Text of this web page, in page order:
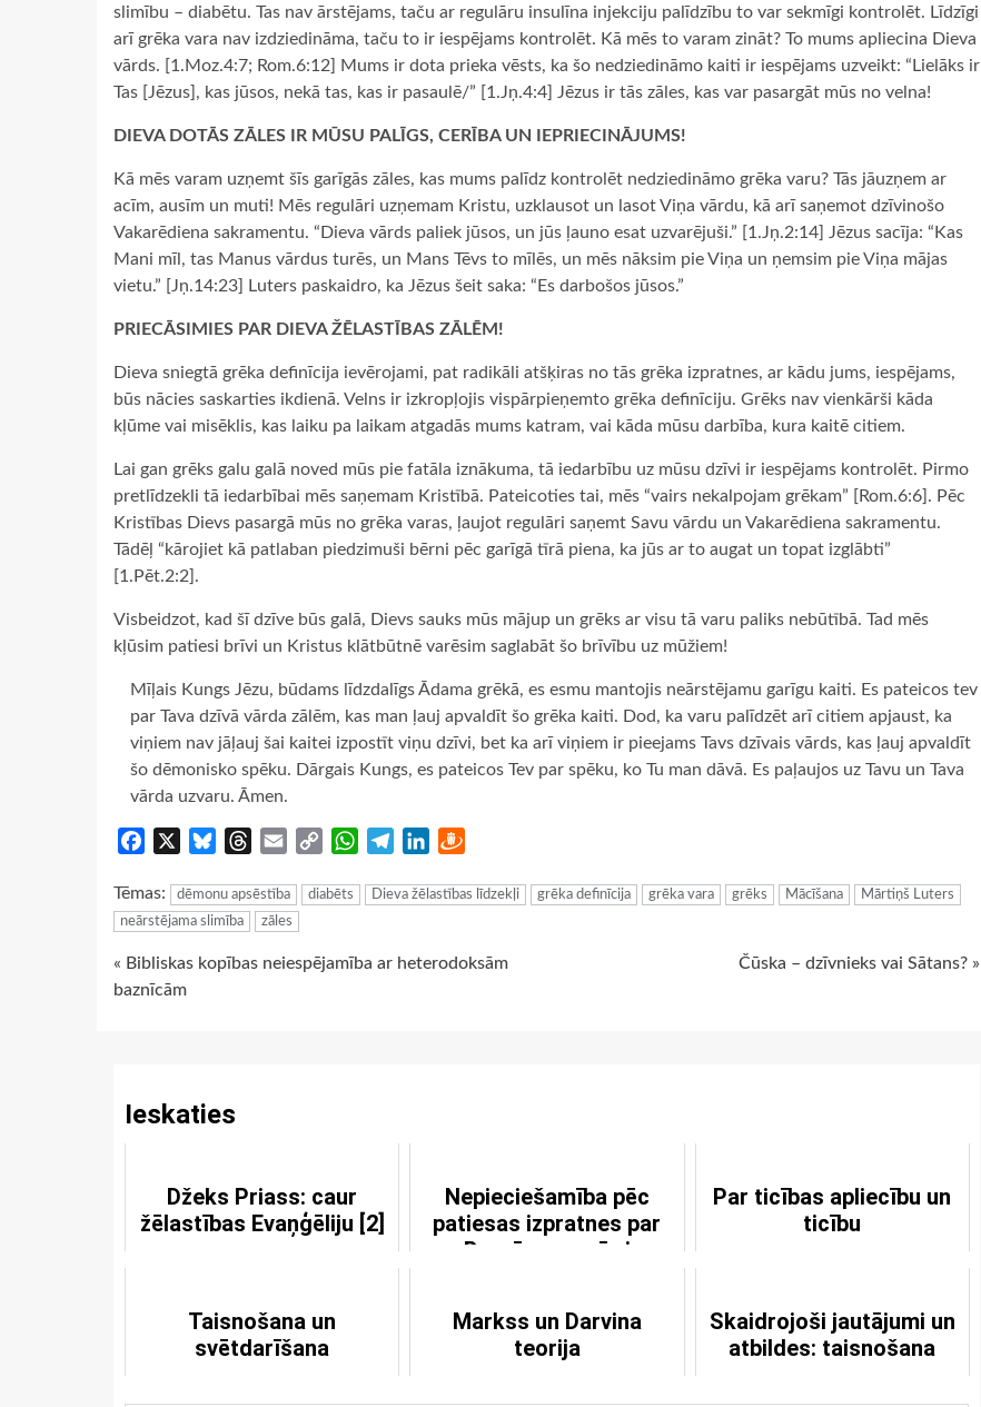
slimību – diabētu. Tas nav ārstējams, taču ar regulāru insulīna injekciju palīdzību to var sekmīgi kontrolēt. Līdzīgi
arī grēka vara nav izdziedināma, taču to ir iespējams kontrolēt. Kā mēs to varam zināt? To mums apliecina Dieva
vārds. [1.Moz.4:7; Rom.6:12] Mums ir dota prieka vēsts, ka šo nedziedināmo kaiti ir iespējams uzveikt: “Lielāks ir
Tas [Jēzus], kas jūsos, nekā tas, kas ir pasaulē/” [1.Jņ.4:4] Jēzus ir tās zāles, kas var pasargāt mūs no velna!
DIEVA DOTĀS ZĀLES IR MŪSU PALĪGS, CERĪBA UN IEPRIECINĀJUMS!
Kā mēs varam uzņemt šīs garīgās zāles, kas mums palīdz kontrolēt nedziedināmo grēka varu? Tās jāuzņem ar
acīm, ausīm un muti! Mēs regulāri uzņemam Kristu, uzklausot un lasot Viņa vārdu, kā arī saņemot dzīvinošo
Vakarēdiena sakramentu. “Dieva vārds paliek jūsos, un jūs ļauno esat uzvarējuši.” [1.Jņ.2:14] Jēzus sacīja: “Kas
Mani mīl, tas Manus vārdus turēs, un Mans Tēvs to mīlēs, un mēs nāksim pie Viņa un ņemsim pie Viņa mājas
vietu.” [Jņ.14:23] Luters paskaidro, ka Jēzus šeit saka: “Es darbošos jūsos.”
PRIECĀSIMIES PAR DIEVA ŽĒLASTĪBAS ZĀLĒM!
Dieva sniegtā grēka definīcija ievērojami, pat radikāli atšķiras no tās grēka izpratnes, ar kādu jums, iespējams,
būs nācies saskarties ikdienā. Velns ir izkropļojis vispārpieņemto grēka definīciju. Grēks nav vienkārši kāda
kļūme vai misēklis, kas laiku pa laikam atgadās mums katram, vai kāda mūsu darbība, kura kaitē citiem.
Lai gan grēks galu galā noved mūs pie fatāla iznākuma, tā iedarbību uz mūsu dzīvi ir iespējams kontrolēt. Pirmo
pretlīdzekli tā iedarbībai mēs saņemam Kristībā. Pateicoties tai, mēs “vairs nekalpojam grēkam” [Rom.6:6]. Pēc
Kristības Dievs pasargā mūs no grēka varas, ļaujot regulāri saņemt Savu vārdu un Vakarēdiena sakramentu.
Tādēļ “kārojiet kā patlaban piedzimuši bērni pēc garīgā tīrā piena, ka jūs ar to augat un topat izglābti”
[1.Pēt.2:2].
Visbeidzot, kad šī dzīve būs galā, Dievs sauks mūs mājup un grēks ar visu tā varu paliks nebūtībā. Tad mēs
kļūsim patiesi brīvi un Kristus klātbūtnē varēsim saglabāt šo brīvību uz mūžiem!
Mīļais Kungs Jēzu, būdams līdzdalīgs Ādama grēkā, es esmu mantojis neārstējamu garīgu kaiti. Es pateicos tev
par Tava dzīvā vārda zālēm, kas man ļauj apvaldīt šo grēka kaiti. Dod, ka varu palīdzēt arī citiem apjaust, ka
viņiem nav jāļauj šai kaitei izpostīt viņu dzīvi, bet ka arī viņiem ir pieejams Tavs dzīvais vārds, kas ļauj apvaldīt
šo dēmonisko spēku. Dārgais Kungs, es pateicos Tev par spēku, ko Tu man dāvā. Es paļaujos uz Tavu un Tava
vārda uzvaru. Āmen.
Facebook BlueskyThreads
Email
Copy
WhatsApp
TelegramLinkedIn
Tēmas: dēmonu apsēstība diabēts Dieva žēlastības līdzekļi grēka definīcija grēka vara grēks Mācīšana
Mārtiņš Luters
neārstējama slimība
zāles
Continue
« Bibliskas kopības neiespējamība ar heterodoksām
baznīcām
Čūska – dzīvnieks vai Sātans? »
Ieskaties
Džeks Priass: caur
žēlastības Evaņģēliju [2]
Nepieciešamība pēc
patiesas izpratnes par
Baznīcas nozīmi
Par ticības apliecību un
ticību
Taisnošana un
svētdarīšana
Markss un Darvina
teorija
Skaidrojoši jautājumi un
atbildes: taisnošana